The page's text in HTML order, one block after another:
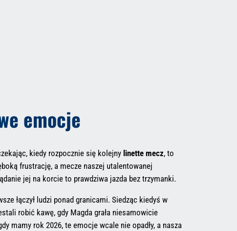
emocje
kiedy rozpocznie się kolejny linette mecz, to
frustrację, a mecze naszej utalentowanej
jej na korcie to prawdziwa jazda bez trzymanki.
łączył ludzi ponad granicami. Siedząc kiedyś w
robić kawę, gdy Magda grała niesamowicie
mamy rok 2026, te emocje wcale nie opadły, a nasza